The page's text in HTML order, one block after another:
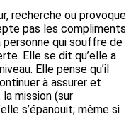
recherche ou provoque
pas les compliments
personne qui souffre de
Elle se dit qu’elle a
Elle pense qu’il
à assurer et
mission (sur
s’épanouit; même si